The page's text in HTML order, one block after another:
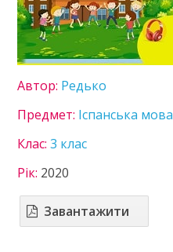
8 клас
9 клас
10 клас
Автор: Редько
Предмет: Іспанська мова
Клас:3 клас
Рік: 2020
Завантажити